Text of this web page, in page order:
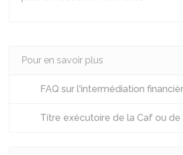
Pour en savoir plus
FAQ sur l'intermédiation
Titre exécutoire de la Caf ou de